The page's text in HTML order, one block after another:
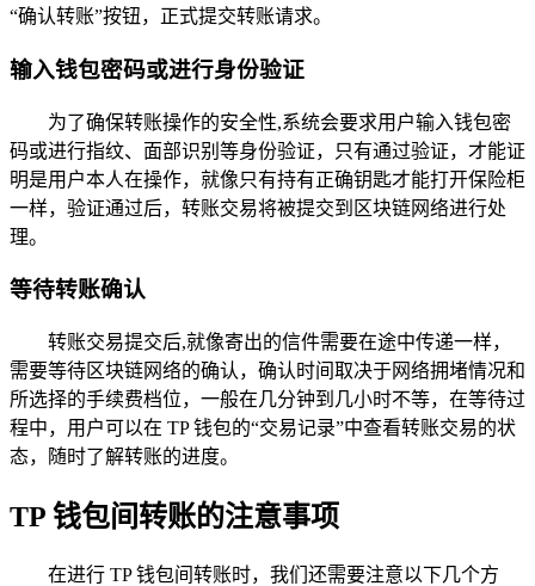
“确认转账”按钮，正式提交转账请求。
输入钱包密码或进行身份验证
为了确保转账操作的安全性,系统会要求用户输入钱包密
码或进行指纹、面部识别等身份验证，只有通过验证，才能证
明是用户本人在操作，就像只有持有正确钥匙才能打开保险柜
一样，验证通过后，转账交易将被提交到区块链网络进行处
理。
等待转账确认
转账交易提交后,就像寄出的信件需要在途中传递一样，
需要等待区块链网络的确认，确认时间取决于网络拥堵情况和
所选择的手续费档位，一般在几分钟到几小时不等，在等待过
程中，用户可以在 TP 钱包的“交易记录”中查看转账交易的状
态，随时了解转账的进度。
TP 钱包间转账的注意事项
在进行 TP 钱包间转账时，我们还需要注意以下几个方